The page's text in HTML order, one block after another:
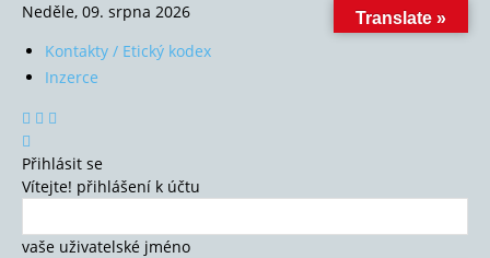
Neděle, 09. srpna 2026
Kontakty / Etický kodex
Inzerce
Přihlásit se
Vítejte! přihlášení k účtu
vaše uživatelské jméno
Translate »